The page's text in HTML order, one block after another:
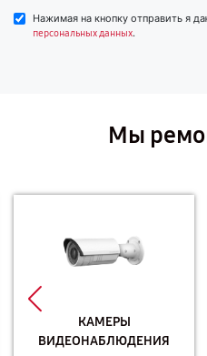
Нажимая на кнопку отправить я
персональных данных.
Мы
КАМЕРЫ
ВИДЕОНАБЛЮДЕНИЯ